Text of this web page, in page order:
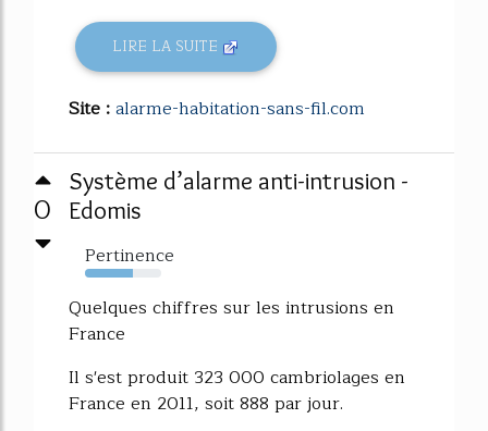
LIRE LA SUITE
Site :alarme-habitation-sans-fil.com
0
Système d’alarme anti-intrusion -
Edomis
Pertinence
63%
Quelques chiffres sur les intrusions en
France
Il s'est produit 323 000 cambriolages en
France en 2011, soit 888 par jour.